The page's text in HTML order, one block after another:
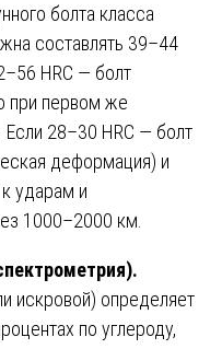
болта класса
составлять 39–44
HRC — болт
при первом же
28–30 HRC — болт
деформация) и
ударам и
1000–2000 км.
искровой) определяет
по углероду,